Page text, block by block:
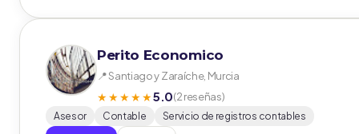
Perito Economico
📍 Santiago y Zaraíche, Murcia
★★★★★5.0(2 reseñas)
Asesor Contable Servicio de registros contables